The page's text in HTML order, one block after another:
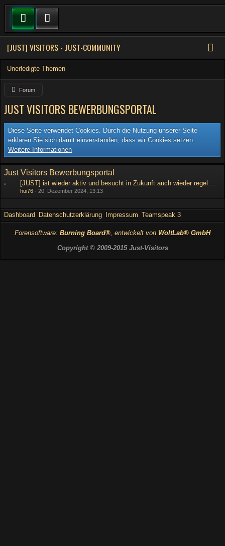
[JUST] VISITORS - JUST-COMMUNITY
Unerledigte Themen
Forum
JUST VISITORS BEWERBUNGSPORTAL
Diese Seite verwendet Cookies. Durch die Nutzung unserer Seite
erklären Sie sich damit einverstanden, dass wir Cookies setzen.
Weitere Informationen
Just Visitors Bewerbungsportal
[JUST] ist wieder aktiv und besucht in Zukunft auch wieder regelmäßig Provinzen!!!
hui76 - 20. Dezember 2024, 13:13
Dashboard Datenschutzerklärung Impressum Teamspeak 3
Forensoftware: Burning Board®, entwickelt von WoltLab® GmbH
Copyright © 2009-2015 Just-Visitors